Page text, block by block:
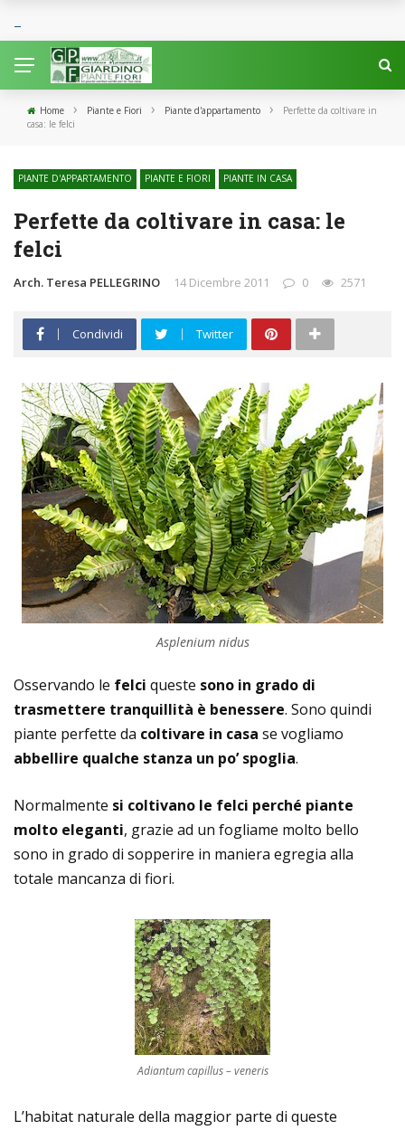
Home › Piante e Fiori › Piante d'appartamento ›
Perfette da coltivare in
casa: le felci
PIANTE D'APPARTAMENTO PIANTE E FIORI PIANTE IN CASA
Perfette da coltivare in casa: le
felci
Arch. Teresa PELLEGRINO 14 Dicembre 2011 0 2571
Condividi Twitter
Asplenium nidus
Osservando le felci queste sono in grado di
trasmettere tranquillità è benessere. Sono quindi
piante perfette da coltivare in casa se vogliamo
abbellire qualche stanza un po’ spoglia.
Normalmente si coltivano le felci perché piante
molto eleganti, grazie ad un fogliame molto bello
sono in grado di sopperire in maniera egregia alla
totale mancanza di fiori.
Adiantum capillus – veneris
L’habitat naturale della maggior parte di queste